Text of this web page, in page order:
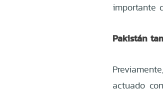
importante
Pakistán
actuado